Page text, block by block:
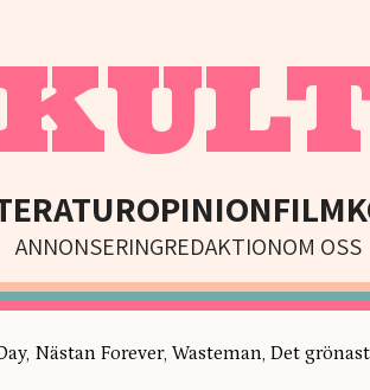
OPINIONFILM
ANNONSERINGREDAKTIONOM OSS
Nästan Forever, Wasteman, Det